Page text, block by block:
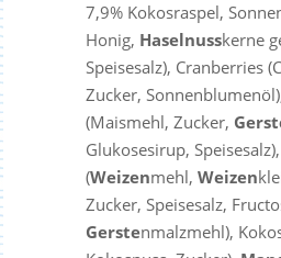
7,9% Kokosraspel,
Honig, Haselnusskerne
Speisesalz), Cranberries
Zucker,
(Maismehl, Zucker,
Glukosesirup, Speisesalz),
(Weizenmehl, Weizen
Zucker, Speisesalz,
Gerstenmalzmehl),